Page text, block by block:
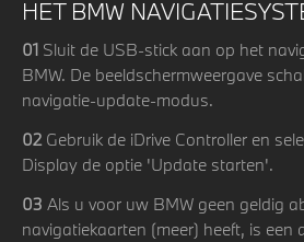
HET BMW
01 Sluit de USB-stick aan op het
BMW. De beeldschermweergave
navigatie-update-modus.
02 Gebruik de iDrive Controller en
Display de optie 'Update starten'.
03 Als u voor uw BMW geen geldig
navigatiekaarten (meer) heeft, is een